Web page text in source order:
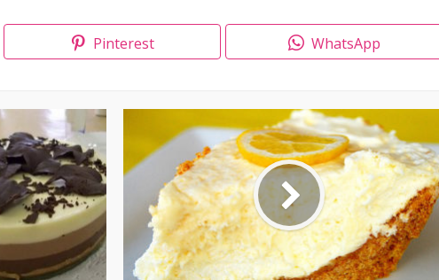
Pinterest WhatsApp